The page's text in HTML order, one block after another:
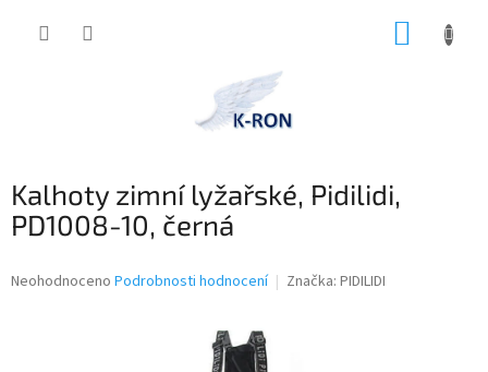
Kalhoty zimní lyžařské, Pidilidi,
PD1008-10, černá
Průměrné
Neohodnoceno Podrobnosti hodnocení Značka: PIDILIDI